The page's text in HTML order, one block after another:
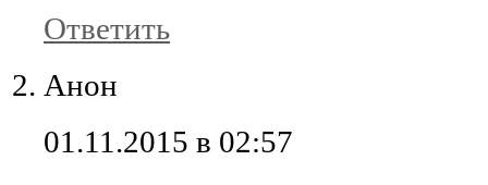
Ответить
Анон
01.11.2015 в 02:57